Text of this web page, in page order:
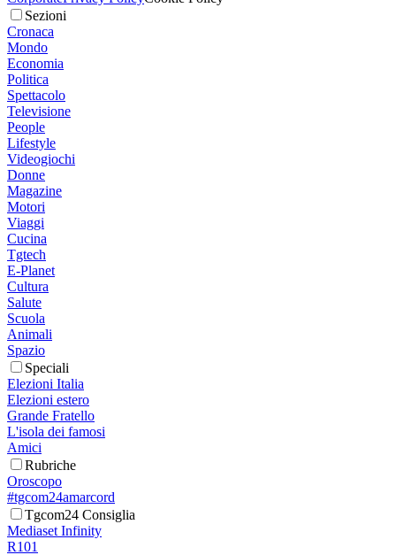
Sezioni
Cronaca
Mondo
Economia
Politica
Spettacolo
Televisione
People
Lifestyle
Videogiochi
Donne
Magazine
Motori
Viaggi
Cucina
Tgtech
E-Planet
Cultura
Salute
Scuola
Animali
Spazio
Speciali
Elezioni Italia
Elezioni estero
Grande Fratello
L'isola dei famosi
Amici
Rubriche
Oroscopo
#tgcom24amarcord
Tgcom24 Consiglia
Mediaset Infinity
R101